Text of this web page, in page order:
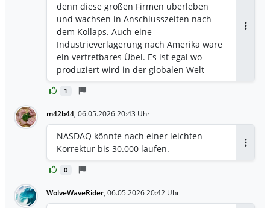
1
denn diese großen Firmen überleben
und wachsen in Anschlusszeiten nach
dem Kollaps. Auch eine
Industrieverlagerung nach Amerika wäre
ein vertretbares Übel. Es ist egal wo
produziert wird in der globalen Welt
m42b44, 06.05.2026 20:43 Uhr
0
NASDAQ könnte nach einer leichten
Korrektur bis 30.000 laufen.
WolveWaveRider, 06.05.2026 20:42 Uhr